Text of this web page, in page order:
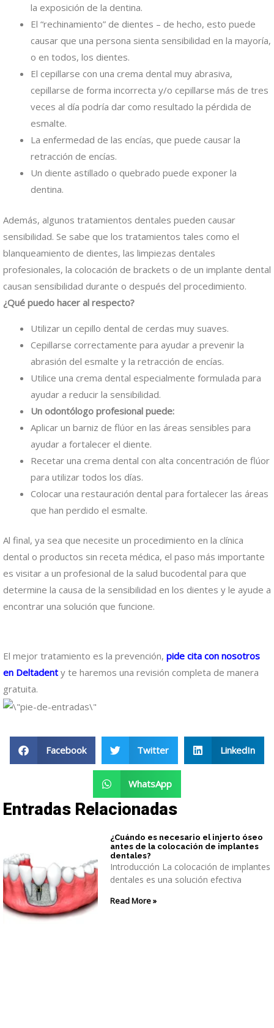
la exposición de la dentina.
El “rechinamiento” de dientes – de hecho, esto puede
causar que una persona sienta sensibilidad en la mayoría,
o en todos, los dientes.
El cepillarse con una crema dental muy abrasiva,
cepillarse de forma incorrecta y/o cepillarse más de tres
veces al día podría dar como resultado la pérdida de
esmalte.
La enfermedad de las encías, que puede causar la
retracción de encías.
Un diente astillado o quebrado puede exponer la
dentina.
Además, algunos tratamientos dentales pueden causar
sensibilidad. Se sabe que los tratamientos tales como el
blanqueamiento de dientes, las limpiezas dentales
profesionales, la colocación de brackets o de un implante dental
causan sensibilidad durante o después del procedimiento.
¿Qué puedo hacer al respecto?
Utilizar un cepillo dental de cerdas muy suaves.
Cepillarse correctamente para ayudar a prevenir la
abrasión del esmalte y la retracción de encías.
Utilice una crema dental especialmente formulada para
ayudar a reducir la sensibilidad.
Un odontólogo profesional puede:
Aplicar un barniz de flúor en las áreas sensibles para
ayudar a fortalecer el diente.
Recetar una crema dental con alta concentración de flúor
para utilizar todos los días.
Colocar una restauración dental para fortalecer las áreas
que han perdido el esmalte.
Al final, ya sea que necesite un procedimiento en la clínica
dental o productos sin receta médica, el paso más importante
es visitar a un profesional de la salud bucodental para que
determine la causa de la sensibilidad en los dientes y le ayude a
encontrar una solución que funcione.
El mejor tratamiento es la prevención, pide cita con nosotros
en Deltadent y te haremos una revisión completa de manera
gratuita.
Facebook Twitter LinkedIn
WhatsApp
Entradas Relacionadas
¿Cuándo es necesario el injerto óseo
antes de la colocación de implantes
dentales?
Introducción La colocación de implantes
dentales es una solución efectiva
Read More »